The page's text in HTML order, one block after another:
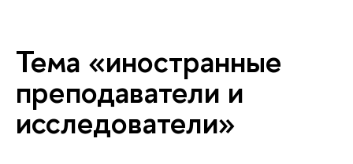
Тема «иностранные
преподаватели и
исследователи»